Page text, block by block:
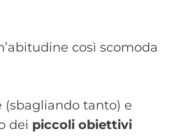
così scomoda
(sbagliando tanto) e
dei piccoli obiettivi